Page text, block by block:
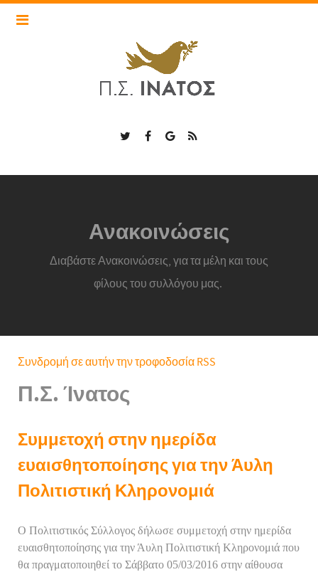
Τα cookies είναι σημαντικά για την εύρυθμη λειτουργία του
inatos.nisonperiplous.gr και για την βελτίωση της online
εμπειρία σας. Πατήστε «Αποδοχή Cookies» για να συνεχίσετε
ή επιλέξτε «Περισσότερα» για να δείτε λεπτομερείς
περιγραφές των τύπων cookies και να επιλέξετε αν θα
Αποδοχή Cookies
Ανακοινώσεις
Διαβάστε Ανακοινώσεις, για τα μέλη και τους
φίλους του συλλόγου μας.
Συνδρομή σε αυτήν την τροφοδοσία RSS
Π.Σ. Ίνατος
Συμμετοχή στην ημερίδα
ευαισθητοποίησης για την Άυλη
Πολιτιστική Κληρονομιά
Ο Πολιτιστικός Σύλλογος δήλωσε συμμετοχή στην ημερίδα
ευαισθητοποίησης για την Άυλη Πολιτιστική Κληρονομιά που
θα πραγματοποιηθεί το Σάββατο 05/03/2016 στην αίθουσα